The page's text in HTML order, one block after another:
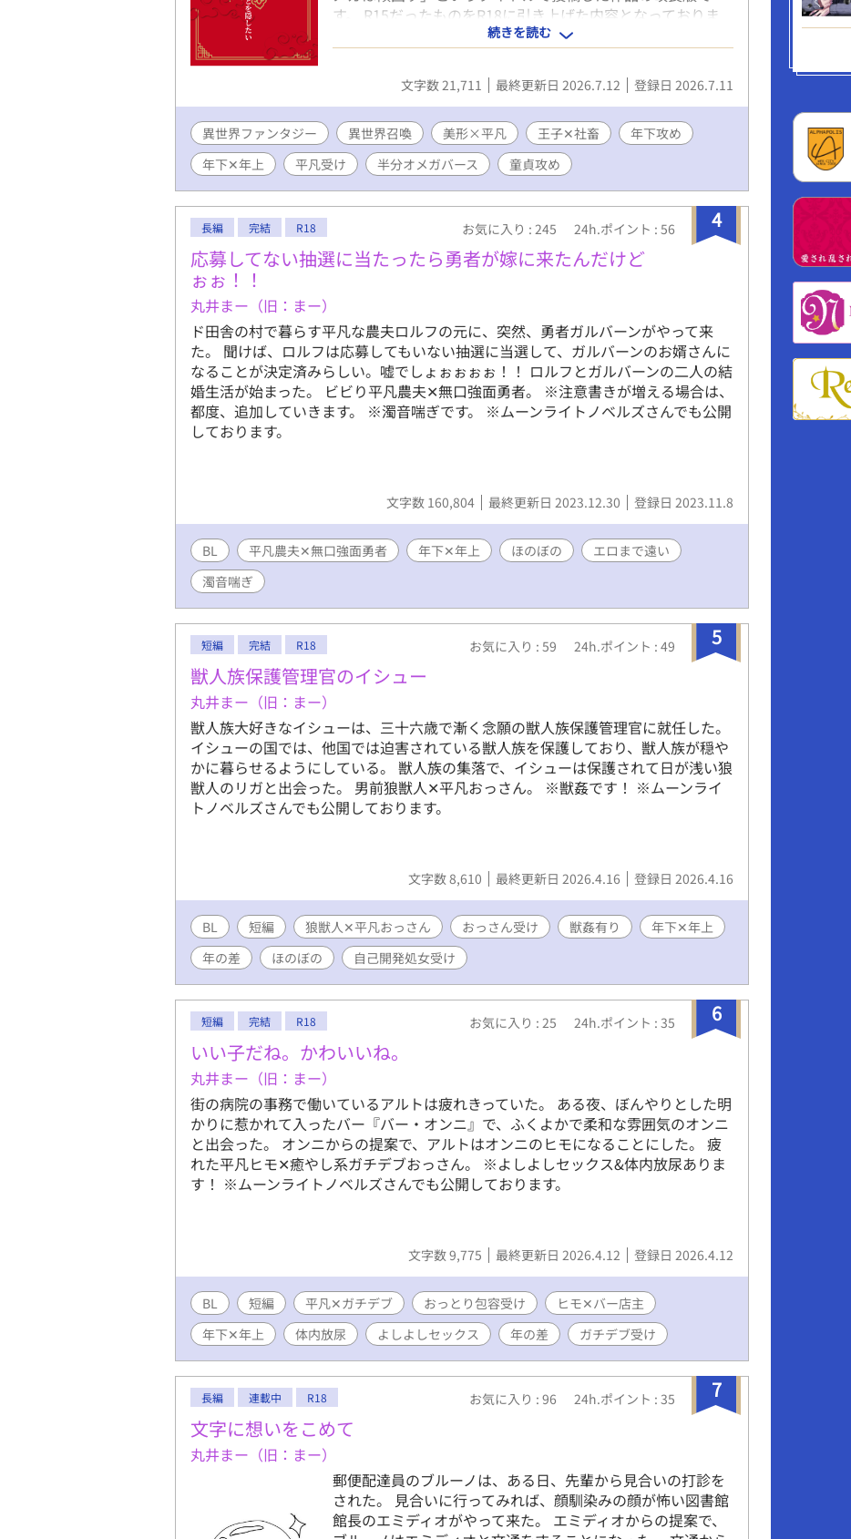
す。 R15だったものをR18に引き上げた内容となっておりま
す。 ※他サイトにも投稿しています。
続きを読む
文字数 21,711 最終更新日 2026.7.12 登録日 2026.7.11
異世界ファンタジー 異世界召喚 美形×平凡 王子✕社畜
年下攻め
年下✕年上
平凡受け 半分オメガバース 童貞攻め
4
長編 完結 R18 お気に入り : 245 24h.ポイント : 56
応募してない抽選に当たったら勇者が嫁に来たんだけど
ぉぉ！！
丸井まー（旧：まー）
ド田舎の村で暮らす平凡な農夫ロルフの元に、突然、勇者ガルバーンがやって来
た。 聞けば、ロルフは応募してもいない抽選に当選して、ガルバーンのお婿さんに
なることが決定済みらしい。嘘でしょぉぉぉぉ！！ ロルフとガルバーンの二人の結
婚生活が始まった。 ビビり平凡農夫✕無口強面勇者。 ※注意書きが増える場合は、
都度、追加していきます。 ※濁音喘ぎです。 ※ムーンライトノベルズさんでも公開
しております。
文字数 160,804 最終更新日 2023.12.30 登録日 2023.11.8
BL 平凡農夫✕無口強面勇者 年下✕年上 ほのぼの
エロまで遠い
濁音喘ぎ
5
短編 完結 R18 お気に入り : 59 24h.ポイント : 49
獣人族保護管理官のイシュー
丸井まー（旧：まー）
獣人族大好きなイシューは、三十六歳で漸く念願の獣人族保護管理官に就任した。
イシューの国では、他国では迫害されている獣人族を保護しており、獣人族が穏や
かに暮らせるようにしている。 獣人族の集落で、イシューは保護されて日が浅い狼
獣人のリガと出会った。 男前狼獣人✕平凡おっさん。 ※獣姦です！ ※ムーンライ
トノベルズさんでも公開しております。
文字数 8,610 最終更新日 2026.4.16 登録日 2026.4.16
BL 短編 狼獣人✕平凡おっさん おっさん受け 獣姦有り
年下✕年上
年の差
ほのぼの 自己開発処女受け
6
短編 完結 R18 お気に入り : 25 24h.ポイント : 35
いい子だね。かわいいね。
丸井まー（旧：まー）
街の病院の事務で働いているアルトは疲れきっていた。 ある夜、ぼんやりとした明
かりに惹かれて入ったバー『バー・オンニ』で、ふくよかで柔和な雰囲気のオンニ
と出会った。 オンニからの提案で、アルトはオンニのヒモになることにした。 疲
れた平凡ヒモ✕癒やし系ガチデブおっさん。 ※よしよしセックス&体内放尿ありま
す！ ※ムーンライトノベルズさんでも公開しております。
文字数 9,775 最終更新日 2026.4.12 登録日 2026.4.12
BL 短編 平凡✕ガチデブ おっとり包容受け
ヒモ✕バー店主
年下✕年上
体内放尿 よしよしセックス 年の差 ガチデブ受け
7
長編 連載中 R18 お気に入り : 96 24h.ポイント : 35
文字に想いをこめて
丸井まー（旧：まー）
郵便配達員のブルーノは、ある日、先輩から見合いの打診を
された。 見合いに行ってみれば、顔馴染みの顔が怖い図書館
館長のエミディオがやって来た。 エミディオからの提案で、